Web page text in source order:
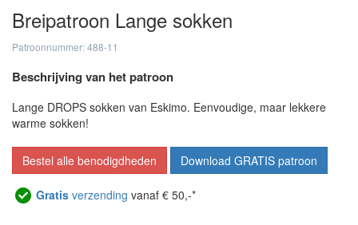
Breipatroon Lange sokken
Patroonnummer: 488-11
Beschrijving van het patroon
Lange DROPS sokken van Eskimo. Eenvoudige, maar lekkere
warme sokken!
Bestel alle benodigdheden Download GRATIS patroon
Gratis verzending vanaf € 50,-*